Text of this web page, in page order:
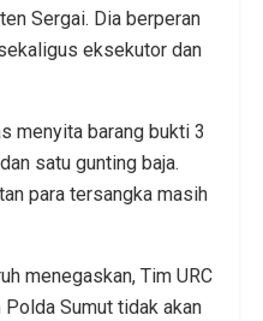
Sergai. Dia berperan
eksekutor dan
menyita barang bukti 3
satu gunting baja.
para tersangka masih
menegaskan, Tim URC
Sumut tidak akan